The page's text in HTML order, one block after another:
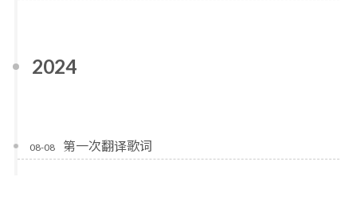
2024
08-08 第一次翻译歌词